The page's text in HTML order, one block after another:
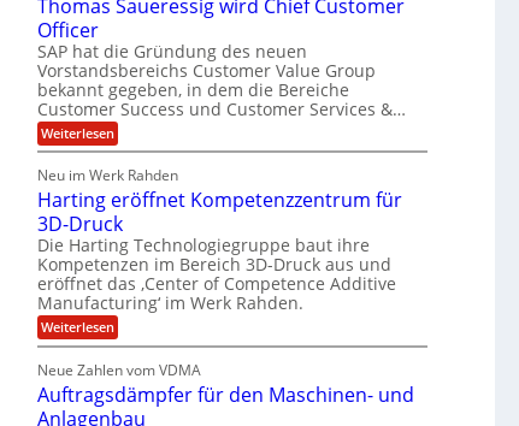
u
i
a
H
u
b
e
h
ä
l
t
6
5
M
i
l
l
O
V
P
S
a
l
E
n
g
i
n
e
e
r
i
n
m
S
t
e
l
l
a
r
n
V
e
r
s
i
o
n
3
2
f
O
n
e
G
r
o
u
p
b
e
r
n
i
m
m
t
A
s
o
l
Thomas Saueressig wird Chief Customer
Officer
SAP hat die Gründung des neuen
Vorstandsbereichs Customer Value Group
bekannt gegeben, in dem die Bereiche
Customer Success und Customer Services &…
Weiterlesen:
T
o
m
a
s
S
a
u
e
r
e
s
s
g
w
Neu im Werk Rahden
Harting eröffnet Kompetenzzentrum für
3D-Druck
Die Harting Technologiegruppe baut ihre
Kompetenzen im Bereich 3D-Druck aus und
eröffnet das ‚Center of Competence Additive
Manufacturing‘ im Werk Rahden.
Weiterlesen:
H
r
t
i
Neue Zahlen vom VDMA
Auftragsdämpfer für den Maschinen- und
Anlagenbau